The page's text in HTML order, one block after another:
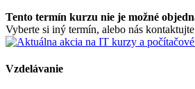
Tento termín kurzu nie je možné
Vyberte si iný termín, alebo nás
Vzdelávanie